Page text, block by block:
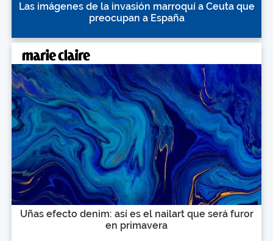
Las imágenes de la invasión marroquí a Ceuta que
preocupan a España
Uñas efecto denim: así es el nailart que será furor
en primavera